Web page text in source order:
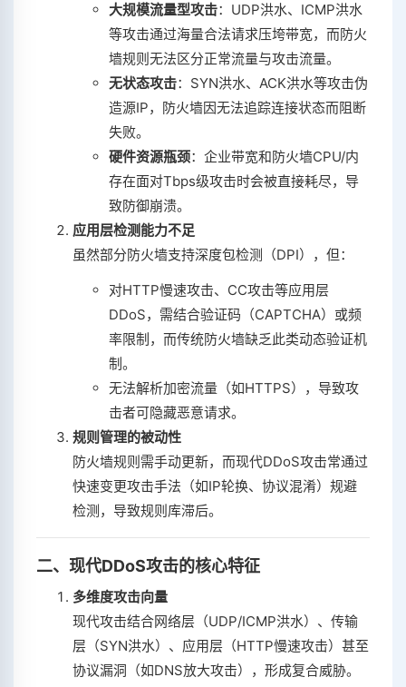
大规模流量型攻击‌：UDP洪水、ICMP洪水
等攻击通过海量合法请求压垮带宽，而防火
墙规则无法区分正常流量与攻击流量。
无状态攻击‌：SYN洪水、ACK洪水等攻击伪
造源IP，防火墙因无法追踪连接状态而阻断
失败。
硬件资源瓶颈‌：企业带宽和防火墙CPU/内
存在面对Tbps级攻击时会被直接耗尽，导
致防御崩溃。
应用层检测能力不足
虽然部分防火墙支持深度包检测（DPI），但：
对HTTP慢速攻击、CC攻击等应用层
DDoS，需结合验证码（CAPTCHA）或频
率限制，而传统防火墙缺乏此类动态验证机
制。
无法解析加密流量（如HTTPS），导致攻
击者可隐藏恶意请求。
规则管理的被动性
防火墙规则需手动更新，而现代DDoS攻击常通过
快速变更攻击手法（如IP轮换、协议混淆）规避
检测，导致规则库滞后。
二、现代DDoS攻击的核心特征
多维度攻击向量
现代攻击结合网络层（UDP/ICMP洪水）、传输
层（SYN洪水）、应用层（HTTP慢速攻击）甚至
协议漏洞（如DNS放大攻击），形成复合威胁。